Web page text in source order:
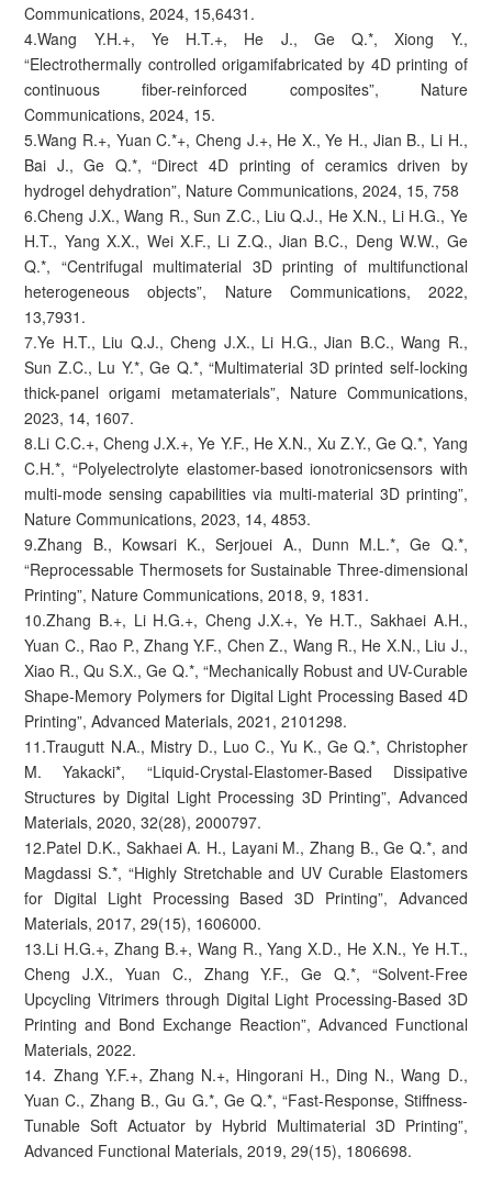
Communications, 2024, 15,6431.
4.Wang Y.H.+, Ye H.T.+, He J., Ge Q.*, Xiong Y.,
“Electrothermally controlled origamifabricated by 4D printing of
continuous fiber-reinforced composites”, Nature
Communications, 2024, 15.
5.Wang R.+, Yuan C.*+, Cheng J.+, He X., Ye H., Jian B., Li H.,
Bai J., Ge Q.*, “Direct 4D printing of ceramics driven by
hydrogel dehydration”, Nature Communications, 2024, 15, 758
6.Cheng J.X., Wang R., Sun Z.C., Liu Q.J., He X.N., Li H.G., Ye
H.T., Yang X.X., Wei X.F., Li Z.Q., Jian B.C., Deng W.W., Ge
Q.*, “Centrifugal multimaterial 3D printing of multifunctional
heterogeneous objects”, Nature Communications, 2022,
13,7931.
7.Ye H.T., Liu Q.J., Cheng J.X., Li H.G., Jian B.C., Wang R.,
Sun Z.C., Lu Y.*, Ge Q.*, “Multimaterial 3D printed self-locking
thick-panel origami metamaterials”, Nature Communications,
2023, 14, 1607.
8.Li C.C.+, Cheng J.X.+, Ye Y.F., He X.N., Xu Z.Y., Ge Q.*, Yang
C.H.*, “Polyelectrolyte elastomer-based ionotronicsensors with
multi-mode sensing capabilities via multi-material 3D printing”,
Nature Communications, 2023, 14, 4853.
9.Zhang B., Kowsari K., Serjouei A., Dunn M.L.*, Ge Q.*,
“Reprocessable Thermosets for Sustainable Three-dimensional
Printing”, Nature Communications, 2018, 9, 1831.
10.Zhang B.+, Li H.G.+, Cheng J.X.+, Ye H.T., Sakhaei A.H.,
Yuan C., Rao P., Zhang Y.F., Chen Z., Wang R., He X.N., Liu J.,
Xiao R., Qu S.X., Ge Q.*, “Mechanically Robust and UV-Curable
Shape-Memory Polymers for Digital Light Processing Based 4D
Printing”, Advanced Materials, 2021, 2101298.
11.Traugutt N.A., Mistry D., Luo C., Yu K., Ge Q.*, Christopher
M. Yakacki*, “Liquid-Crystal-Elastomer-Based Dissipative
Structures by Digital Light Processing 3D Printing”, Advanced
Materials, 2020, 32(28), 2000797.
12.Patel D.K., Sakhaei A. H., Layani M., Zhang B., Ge Q.*, and
Magdassi S.*, “Highly Stretchable and UV Curable Elastomers
for Digital Light Processing Based 3D Printing”, Advanced
Materials, 2017, 29(15), 1606000.
13.Li H.G.+, Zhang B.+, Wang R., Yang X.D., He X.N., Ye H.T.,
Cheng J.X., Yuan C., Zhang Y.F., Ge Q.*, “Solvent-Free
Upcycling Vitrimers through Digital Light Processing-Based 3D
Printing and Bond Exchange Reaction”, Advanced Functional
Materials, 2022.
14. Zhang Y.F.+, Zhang N.+, Hingorani H., Ding N., Wang D.,
Yuan C., Zhang B., Gu G.*, Ge Q.*, “Fast-Response, Stiffness-
Tunable Soft Actuator by Hybrid Multimaterial 3D Printing”,
Advanced Functional Materials, 2019, 29(15), 1806698.